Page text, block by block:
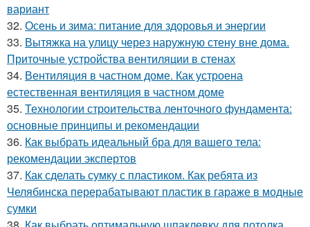
вариант
32. Осень и зима: питание для здоровья и энергии
33. Вытяжка на улицу через наружную стену вне дома.
Приточные устройства вентиляции в стенах
34. Вентиляция в частном доме. Как устроена
естественная вентиляция в частном доме
35. Технологии строительства ленточного фундамента:
основные принципы и рекомендации
36. Как выбрать идеальный бра для вашего тела:
рекомендации экспертов
37. Как сделать сумку с пластиком. Как ребята из
Челябинска перерабатывают пластик в гараже в модные
сумки